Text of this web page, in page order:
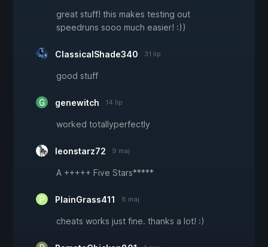
great stuff! this makes testing out
speedruns sooo much easier! :))
ClassicalShade340 31 lip
good stuff
genewitch 14 lip
worked totallyperfectly
leonstarz72 9 maj
A +++++ Five Stars*****
PlainGrass411 8 maj
cheats works just fine. thanks a lot! :)